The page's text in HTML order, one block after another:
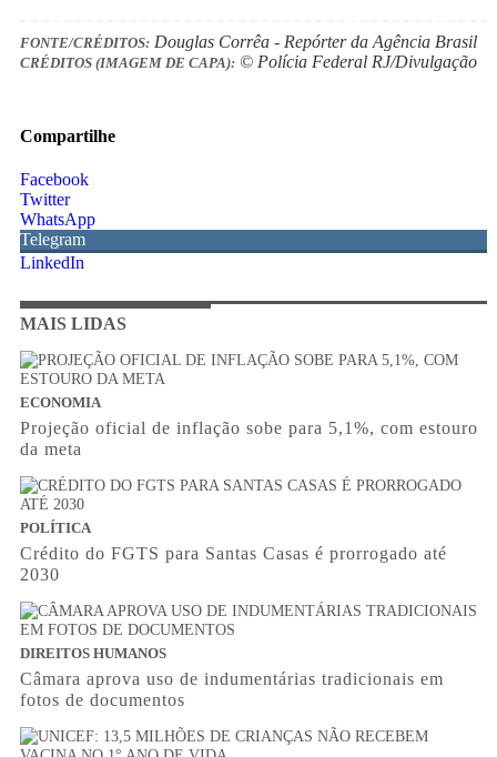
FONTE/CRÉDITOS:Douglas Corrêa - Repórter da Agência Brasil
CRÉDITOS (IMAGEM DE CAPA):© Polícia Federal RJ/Divulgação
Compartilhe
Facebook
Twitter
WhatsApp
Telegram
LinkedIn
MAIS LIDAS
ECONOMIA
Projeção oficial de inflação sobe para 5,1%, com estouro
da meta
POLÍTICA
Crédito do FGTS para Santas Casas é prorrogado até
2030
DIREITOS HUMANOS
Câmara aprova uso de indumentárias tradicionais em
fotos de documentos